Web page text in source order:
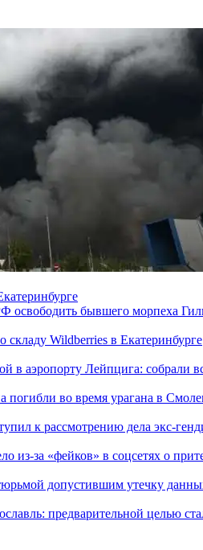
бывшего морпеха
складу Wildberries в Екатеринбурге
в аэропорту Лейпцига: собрали
погибли во время урагана в
к рассмотрению дела экс-
из-за «фейков» в соцсетях о
допустившим утечку
предварительной целью